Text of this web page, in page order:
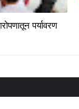
पर्यावरण